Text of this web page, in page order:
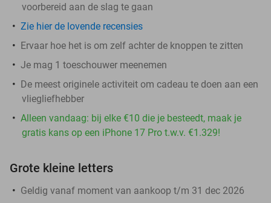
voorbereid aan de slag te gaan
Zie hier de lovende recensies
Ervaar hoe het is om zelf achter de knoppen te zitten
Je mag 1 toeschouwer meenemen
De meest originele activiteit om cadeau te doen aan een
vliegliefhebber
Alleen vandaag: bij elke €10 die je besteedt, maak je
gratis kans op een iPhone 17 Pro t.w.v. €1.329!
Grote kleine letters
Geldig vanaf moment van aankoop t/m 31 dec 2026